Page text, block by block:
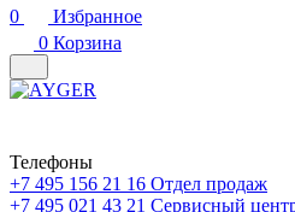
0
Избранное
0 Корзина
Телефоны
+7 495 156 21 16 Отдел продаж
+7 495 021 43 21 Cервисный